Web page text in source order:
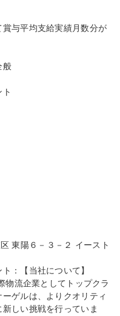
与平均支給実績月数分が
般
東陽６－３－２ イースト
：【当社について】
物流企業としてトップクラ
ゲルは、よりクオリティ
しい挑戦を行っていま